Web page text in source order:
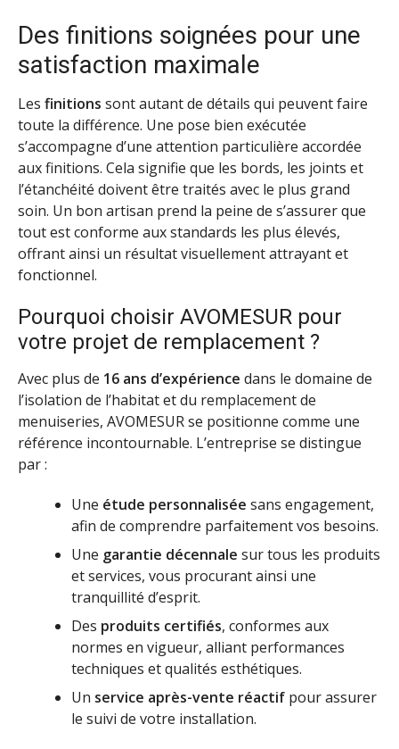
Des finitions soignées pour une
satisfaction maximale
Les finitions sont autant de détails qui peuvent faire
toute la différence. Une pose bien exécutée
s’accompagne d’une attention particulière accordée
aux finitions. Cela signifie que les bords, les joints et
l’étanchéité doivent être traités avec le plus grand
soin. Un bon artisan prend la peine de s’assurer que
tout est conforme aux standards les plus élevés,
offrant ainsi un résultat visuellement attrayant et
fonctionnel.
Pourquoi choisir AVOMESUR pour
votre projet de remplacement ?
Avec plus de 16 ans d’expérience dans le domaine de
l’isolation de l’habitat et du remplacement de
menuiseries, AVOMESUR se positionne comme une
référence incontournable. L’entreprise se distingue
par :
Une étude personnalisée sans engagement,
afin de comprendre parfaitement vos besoins.
Une garantie décennale sur tous les produits
et services, vous procurant ainsi une
tranquillité d’esprit.
Des produits certifiés, conformes aux
normes en vigueur, alliant performances
techniques et qualités esthétiques.
Un service après-vente réactif pour assurer
le suivi de votre installation.